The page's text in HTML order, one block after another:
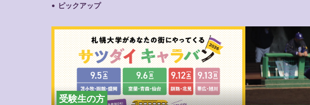
ピックアップ
受験生の方